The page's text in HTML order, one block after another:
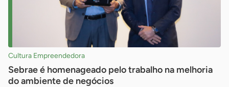
Cultura Empreendedora
Sebrae é homenageado pelo trabalho na melhoria
do ambiente de negócios